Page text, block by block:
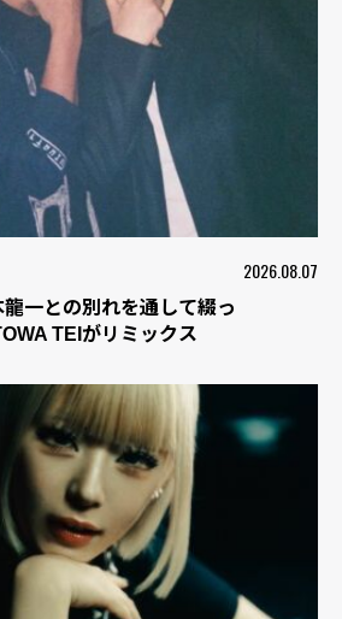
2026.08.07
一との別れを通して綴っ
TEIがリミックス